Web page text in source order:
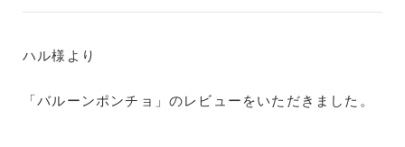
ハル様より
「バルーンポンチョ」のレビューをいただきました。